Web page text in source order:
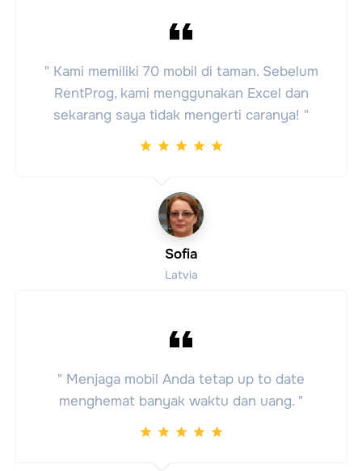
" Kami memiliki 70 mobil di taman. Sebelum
RentProg, kami menggunakan Excel dan
sekarang saya tidak mengerti caranya! "
Sofia
Latvia
" Menjaga mobil Anda tetap up to date
menghemat banyak waktu dan uang. "